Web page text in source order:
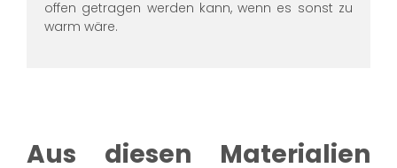
offen getragen werden kann, wenn es sonst zu
warm wäre.
Aus diesen Materialien